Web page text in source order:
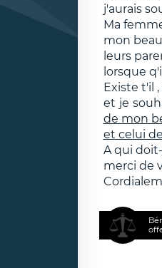
j'aurais
Ma
mon
leurs
lorsque
Existe t'il
et je
de mon
et celui
A qui
merci de